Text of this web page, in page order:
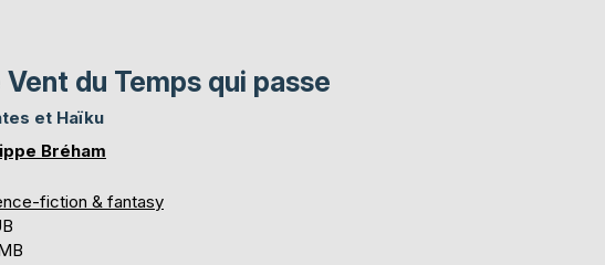
Vent du Temps qui passe
et Haïku
Bréham
fiction & fantasy